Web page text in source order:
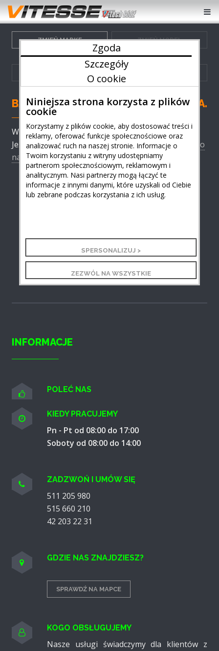
Zgoda
Szczegóły
O cookie
Niniejsza strona korzysta z plików
cookie
Korzystamy z plików cookie, aby dostosować treści i
reklamy, oferować funkcje społecznościowe oraz
analizować ruch na naszej stronie. Informacje o
Twoim korzystaniu z witryny udostępniamy
partnerom społecznościowym, reklamowym i
analitycznym. Nasi partnerzy mogą łączyć te
informacje z innymi danymi, które uzyskali od Ciebie
lub zebrane podczas korzystania z ich usług.
SPERSONALIZUJ >
ZEZWÓL NA WSZYSTKIE
ZMIEŃ MARKĘ ZMIEŃ MODEL
BAIC - ZWIĘKSZ MOC I OSIĄGI SILNIKA.
Wybierz model swojego auta BAIC z listy poniżej.
Jeżeli nie znalazłeś modelu twojego autazadzwoń do
nas- możliwe że mamy już rozwiązanie!
BEIJING 5
INFORMACJE
POLEĆ NAS
KIEDY PRACUJEMY
Pn - Pt od 08:00 do 17:00
Soboty od 08:00 do 14:00
ZADZWOŃ I UMÓW SIĘ
511 205 980
515 660 210
42 203 22 31
GDZIE NAS ZNAJDZIESZ?
SPRAWDŹ NA MAPCE
KOGO OBSŁUGUJEMY
Nasze usługi świadczymy dla klientów z